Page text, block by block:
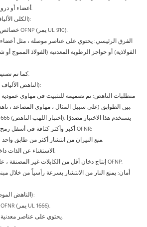
أعضاء أو دروع معادن موصلة كهربائيًا.
OFCP (الكلى الألياف البصرية الموصلة):
خصائص أداء الحريق المكافئة لـ OFNP (يمر UL 910).
الفرق الرئيسي: يحتوي على عناصر موصلة ، مثل أعضاء
الفولاذية) أو حواجز الرطوبة المعدنية (الفولاذ المموج
كما تم تصنيفها للمساحات المكتملة.
OFNR (الناهض الألياف البصرية غير موحدة):
متطلبات الناهض: تم تصميمه للتثبيت في مهاوي عمودية
بين الطوابق (على سبيل المثال ، مهاوي المصاعد ، ناهدات الكابلات المخصصة).
أكبر وأكثر كثافة في أسفل رمح عمودي. يجب أن كابلات OFNR:
منع النيران من انتشار أكثر من طابق واحد (ارتفاع اللهب محدود).
الاستغناء عن الذات داخل المعلمات المحددة.
إنتاج دخان أقل من الكابلات غير المصنفة ، على الرغم من أكثر من OFNP.
أمان: يمنع النار من الانتشار بسرعة رأسياً من خلال
OFCR (الناهض الموصل الألياف البصرية):
أداء مكافئ للحريق إلى OFNR (يمر UL 1666).
يحتوي على عناصر معدنية موصلة. يتطلب التأريض.